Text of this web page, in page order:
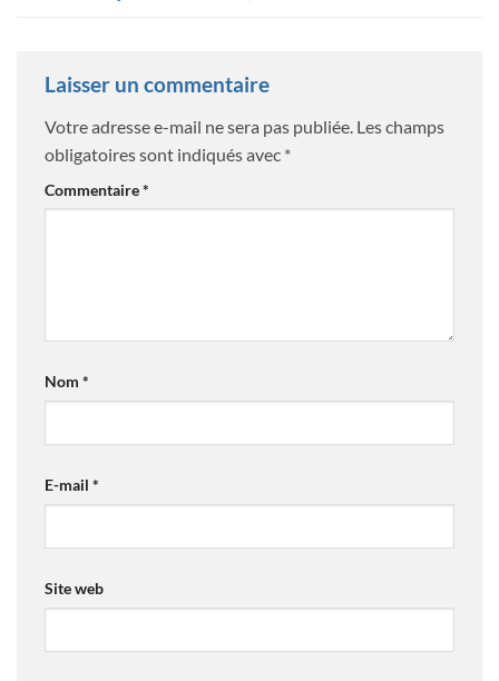
Laisser un commentaire
Votre adresse e-mail ne sera pas publiée. Les champs
obligatoires sont indiqués avec *
Commentaire*
Nom *
E-mail *
Site web